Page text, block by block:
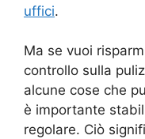
uffici.
Ma se vuoi
controllo sulla
alcune cose che
è importante
regolare. Ciò